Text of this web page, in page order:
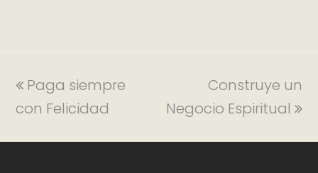
Paga siempre
con Felicidad
Construye un
Negocio Espiritual